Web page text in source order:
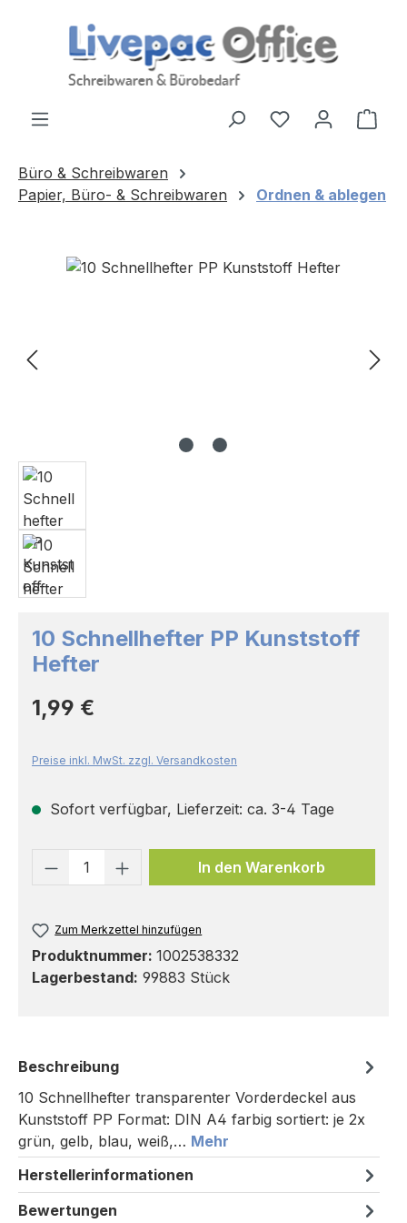
Zum Hauptinhalt springen
Büro & Schreibwaren
Papier, Büro- & Schreibwaren
Ordnen & ablegen
Bildergalerie überspringen
10 Schnellhefter PP Kunststoff
Hefter
Regulärer Preis:
1,99 €
Preise inkl. MwSt. zzgl. Versandkosten
Sofort verfügbar, Lieferzeit: ca. 3-4 Tage
Produkt Anzahl: Gib den
In den Warenkorb
Zum Merkzettel hinzufügen
Produktnummer: 1002538332
Lagerbestand: 99883 Stück
Beschreibung
10 Schnellhefter transparenter Vorderdeckel aus
Kunststoff PP Format: DIN A4 farbig sortiert: je 2x
grün, gelb, blau, weiß,… Mehr
Herstellerinformationen
Bewertungen